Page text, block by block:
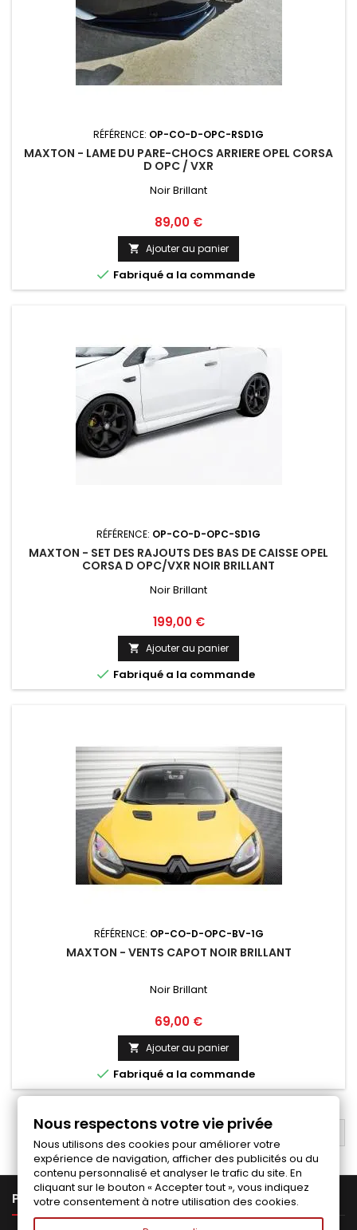
RÉFÉRENCE: OP-CO-D-OPC-RSD1G
MAXTON - LAME DU PARE-CHOCS ARRIERE OPEL CORSA
D OPC / VXR
Noir Brillant
Prix
89,00 €
 Ajouter au panier
 Fabriqué a la commande
RÉFÉRENCE: OP-CO-D-OPC-SD1G
MAXTON - SET DES RAJOUTS DES BAS DE CAISSE OPEL
CORSA D OPC/VXR NOIR BRILLANT
Noir Brillant
Prix
199,00 €
 Ajouter au panier
 Fabriqué a la commande
RÉFÉRENCE: OP-CO-D-OPC-BV-1G
MAXTON - VENTS CAPOT NOIR BRILLANT
Noir Brillant
Prix
69,00 €
 Ajouter au panier
 Fabriqué a la commande
RETOUR EN HAUT
PRODUITS
Nous respectons votre vie privée
Nous utilisons des cookies pour améliorer votre
expérience de navigation, afficher des publicités ou du
contenu personnalisé et analyser le trafic du site. En
cliquant sur le bouton « Accepter tout », vous indiquez
votre consentement à notre utilisation des cookies.